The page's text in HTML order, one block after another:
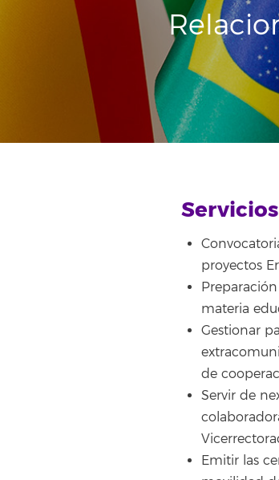
proyectos
materia
Gestionar
de
Servir de
Emitir las